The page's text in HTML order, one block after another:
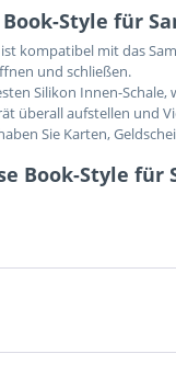
Style für
kompatibel mit das
und schließen.
Silikon Innen-
überall aufstellen und
Sie Karten,
Book-Style für